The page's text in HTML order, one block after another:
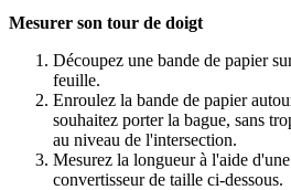
Mesurer son tour de doigt
Découpez une bande de papier
feuille.
Enroulez la bande de papier
souhaitez porter la bague, sans
au niveau de l'intersection.
Mesurez la longueur à l'aide
convertisseur de taille ci-dessous.